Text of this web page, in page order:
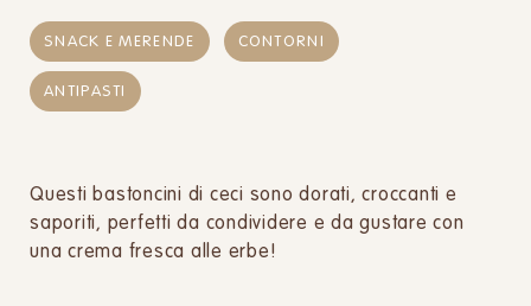
SNACK E MERENDE CONTORNI
ANTIPASTI
Questi bastoncini di ceci sono dorati, croccanti e
saporiti, perfetti da condividere e da gustare con
una crema fresca alle erbe!